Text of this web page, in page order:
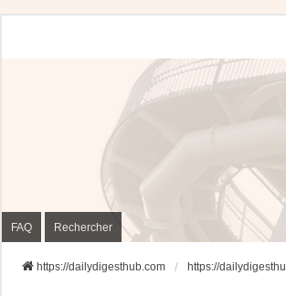
FAQ Rechercher
https://dailydigesthub.com https://